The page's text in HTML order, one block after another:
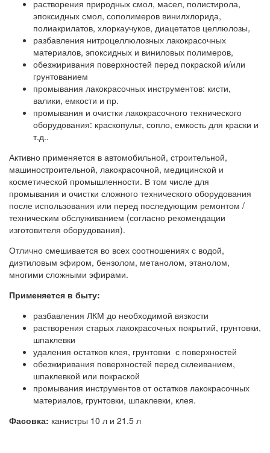
растворения природных смол, масел, полистирола,
эпоксидных смол, сополимеров винилхлорида,
полиакрилатов, хлоркаучуков, диацетатов целлюлозы,
разбавления нитроцеллюлозных лакокрасочных
материалов, эпоксидных и виниловых полимеров,
обезжиривания поверхностей перед покраской и/или
грунтованием
промывания лакокрасочных инструментов: кисти,
валики, емкости и пр.
промывания и очистки лакокрасочного технического
оборудования: краскопульт, сопло, емкость для краски и
т.д..
Активно применяется в автомобильной, строительной,
машиностроительной, лакокрасочной, медицинской и
косметической промышленности. В том числе для
промывания и очистки сложного технического оборудования
после использования или перед последующим ремонтом /
техническим обслуживанием (согласно рекомендации
изготовителя оборудования).
Отлично смешивается во всех соотношениях с водой,
диэтиловым эфиром, бензолом, метанолом, этанолом,
многими сложными эфирами.
Применяется в быту:
разбавления ЛКМ до необходимой вязкости
растворения старых лакокрасочных покрытий, грунтовки,
шпаклевки
удаления остатков клея, грунтовки с поверхностей
обезжиривания поверхностей перед склеиванием,
шпаклевкой или покраской
промывания инструментов от остатков лакокрасочных
материалов, грунтовки, шпаклевки, клея.
Фасовка: канистры 10 л и 21.5 л